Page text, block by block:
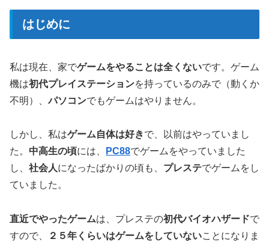
はじめに
私は現在、家でゲームをやることは全くないです。ゲーム
機は初代プレイステーションを持っているのみで（動くか
不明）、パソコンでもゲームはやりません。
しかし、私はゲーム自体は好きで、以前はやっていまし
た。 中高生の頃には、 PC88でゲームをやっていました
し、 社会人になったばかりの頃も、 プレステでゲームをし
ていました。
直近でやったゲームは、プレステの初代バイオハザードで
すので、
２５年くらいはゲームをしていないことになりま